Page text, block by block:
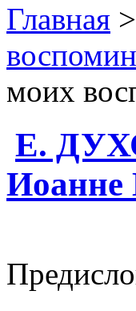
Главная >
моих
Е.
Иоанне